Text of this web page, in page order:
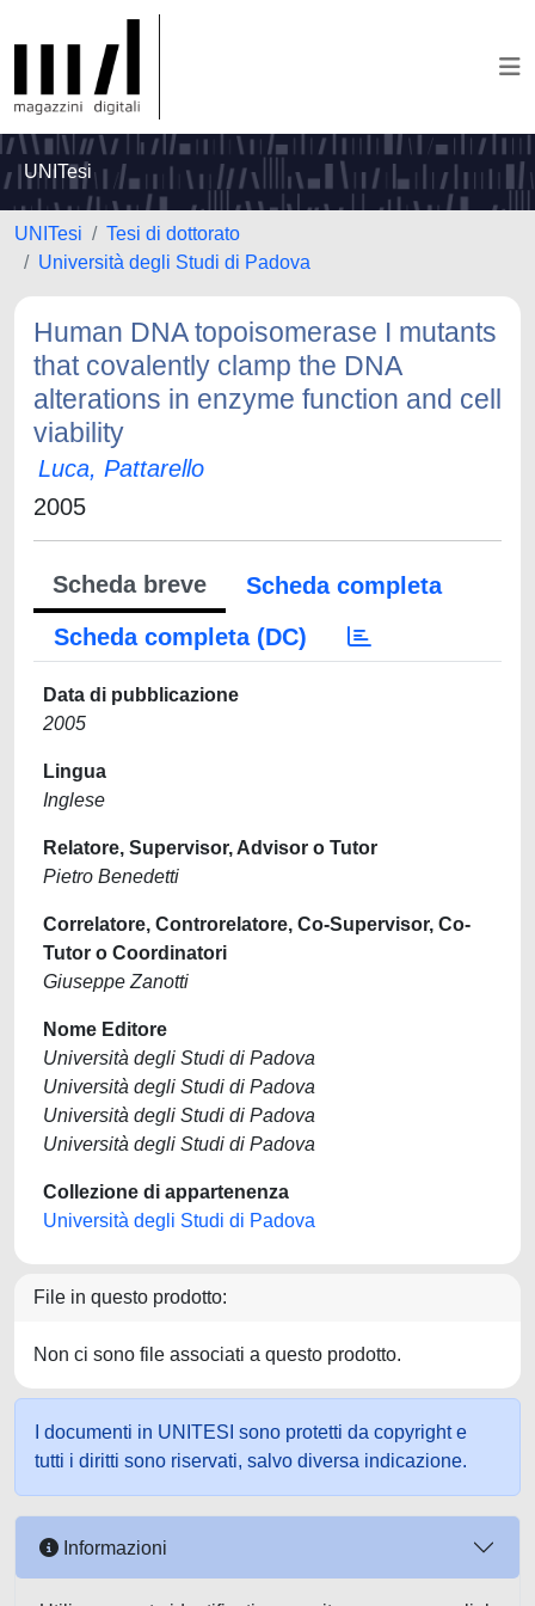
UNITesi
UNITesi
Tesi di dottorato
Università degli Studi di Padova
Human DNA topoisomerase I mutants
that covalently clamp the DNA
alterations in enzyme function and cell
viability
Luca, Pattarello
2005
Scheda breve
Scheda completa
Scheda completa (DC)
Data di pubblicazione
2005
Lingua
Inglese
Relatore, Supervisor, Advisor o Tutor
Pietro Benedetti
Correlatore, Controrelatore, Co-Supervisor, Co-
Tutor o Coordinatori
Giuseppe Zanotti
Nome Editore
Università degli Studi di Padova
Università degli Studi di Padova
Università degli Studi di Padova
Università degli Studi di Padova
Collezione di appartenenza
Università degli Studi di Padova
File in questo prodotto:
Non ci sono file associati a questo prodotto.
I documenti in UNITESI sono protetti da copyright e
tutti i diritti sono riservati, salvo diversa indicazione.
Informazioni